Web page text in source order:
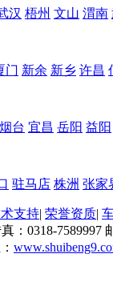
汉 梧州 文山 渭南
门 新余 新乡 许昌
烟台 宜昌 岳阳 益阳
驻马店 株洲 张家
支持| 荣誉资质|
：0318-7589997